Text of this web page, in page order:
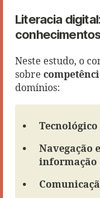
Literacia
conhecimentos
Neste estudo, o
sobre
domínios:
Navegação
informação